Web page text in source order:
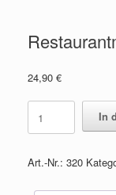
24,90 €
Restaurantmeister
Formelsammlung
In
Art.-Nr.: 320